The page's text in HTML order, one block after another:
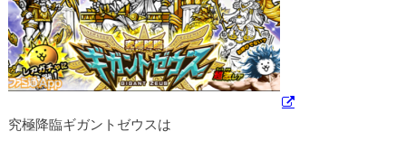
究極降臨ギガントゼウスは